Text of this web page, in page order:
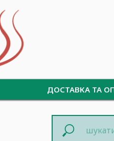
ДОСТАВКА ТА